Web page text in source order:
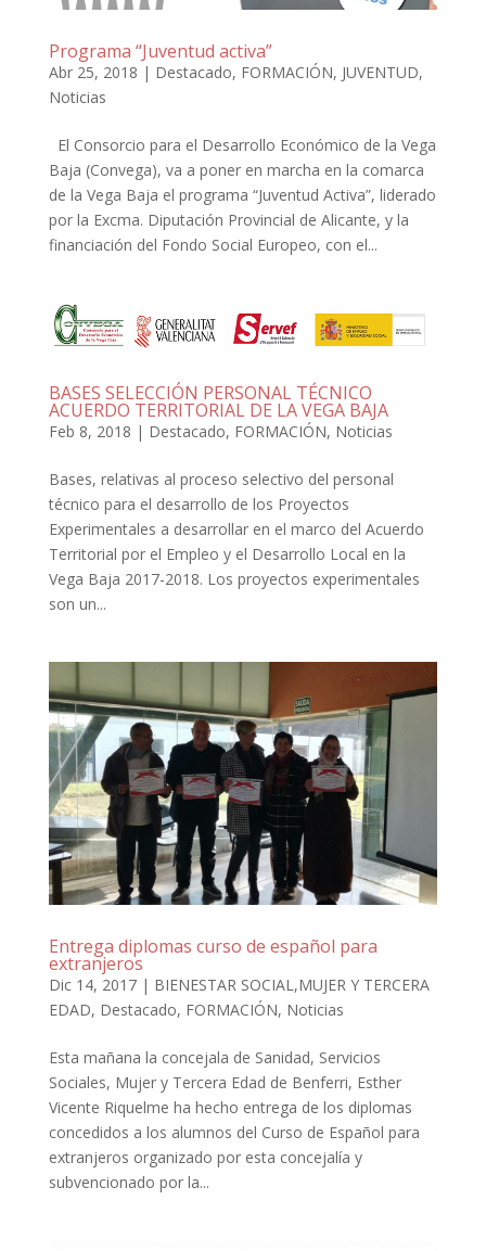
Programa “Juventud activa”
Abr 25, 2018 | Destacado, FORMACIÓN, JUVENTUD,
Noticias
El Consorcio para el Desarrollo Económico de la Vega
Baja (Convega), va a poner en marcha en la comarca
de la Vega Baja el programa “Juventud Activa”, liderado
por la Excma. Diputación Provincial de Alicante, y la
financiación del Fondo Social Europeo, con el...
BASES SELECCIÓN PERSONAL TÉCNICO
ACUERDO TERRITORIAL DE LA VEGA BAJA
Feb 8, 2018 | Destacado, FORMACIÓN, Noticias
Bases, relativas al proceso selectivo del personal
técnico para el desarrollo de los Proyectos
Experimentales a desarrollar en el marco del Acuerdo
Territorial por el Empleo y el Desarrollo Local en la
Vega Baja 2017-2018. Los proyectos experimentales
son un...
Entrega diplomas curso de español para
extranjeros
Dic 14, 2017| BIENESTAR SOCIAL,MUJER Y TERCERA
EDAD, Destacado, FORMACIÓN, Noticias
Esta mañana la concejala de Sanidad, Servicios
Sociales, Mujer y Tercera Edad de Benferri, Esther
Vicente Riquelme ha hecho entrega de los diplomas
concedidos a los alumnos del Curso de Español para
extranjeros organizado por esta concejalía y
subvencionado por la...